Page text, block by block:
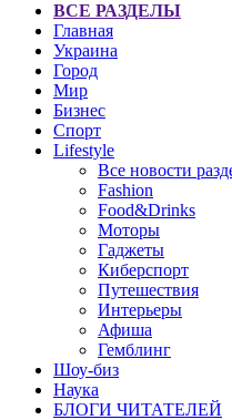
ВСЕ РАЗДЕЛЫ
Главная
Украина
Город
Мир
Бизнес
Спорт
Lifestyle
Все новости
Fashion
Food&Drinks
Моторы
Гаджеты
Киберспорт
Путешествия
Интерьеры
Афиша
Гемблинг
Шоу-биз
Наука
БЛОГИ ЧИТАТЕЛЕЙ